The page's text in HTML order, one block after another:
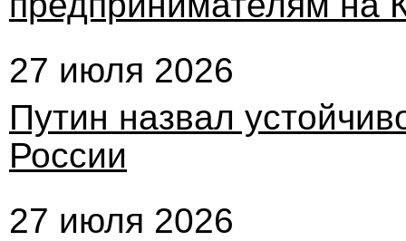
27 июля 2026
Путин назвал
России
27 июля 2026